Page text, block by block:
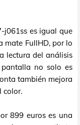
j061ss es igual que
mate FullHD, por lo
lectura del análisis
no solo es
también mejora
color.
899 euros es una